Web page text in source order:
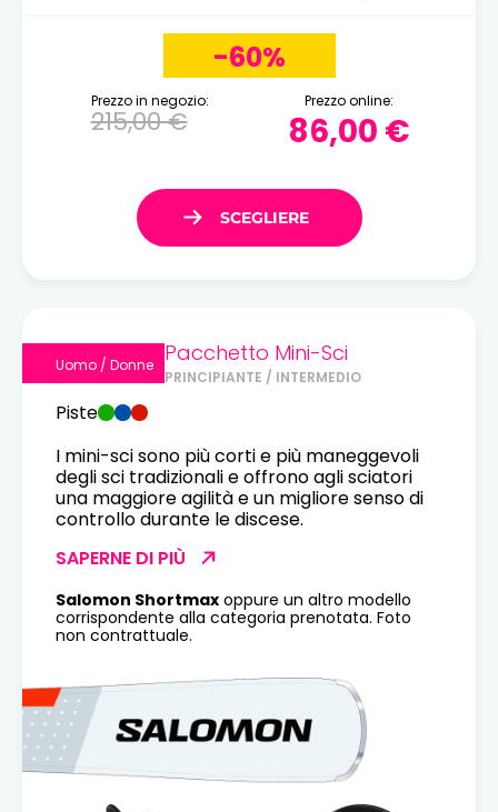
-60%
Prezzo in negozio:
215,00 €
Prezzo online:
86,00 €
Uomo / Donne Pacchetto Mini-Sci
PRINCIPIANTE / INTERMEDIO
Piste
I mini-sci sono più corti e più maneggevoli
degli sci tradizionali e offrono agli sciatori
una maggiore agilità e un migliore senso di
controllo durante le discese.
SAPERNE DI PIÙ
Salomon Shortmax oppure un altro modello
corrispondente alla categoria prenotata. Foto
non contrattuale.